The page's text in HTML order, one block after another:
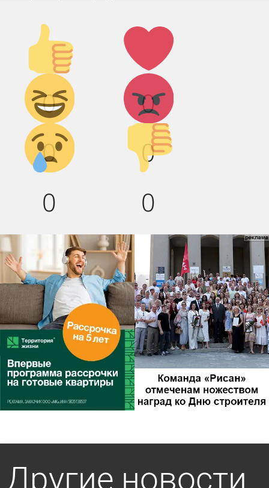
Палец
вверх!
0
Лайк!
0
Дикий
смех!
0
Агрессия!
0
Грусть :(
0
Палец
вниз!
0
Другие новости